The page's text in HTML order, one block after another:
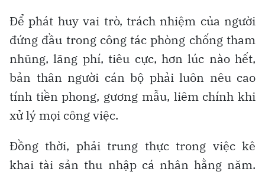
Để phát huy vai trò, trách nhiệm của người
đứng đầu trong công tác phòng chống tham
nhũng, lãng phí, tiêu cực, hơn lúc nào hết,
bản thân người cán bộ phải luôn nêu cao
tính tiền phong, gương mẫu, liêm chính khi
xử lý mọi công việc.
Đồng thời, phải trung thực trong việc kê
khai tài sản thu nhập cá nhân hằng năm.